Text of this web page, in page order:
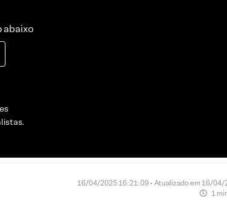
abaixo
16/04/2025 16:21:09 • Atualizado em 16/
1